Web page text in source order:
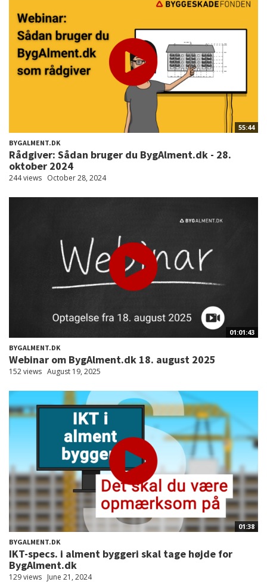
55:44
BYGALMENT.DK
Rådgiver: Sådan bruger du BygAlment.dk - 28.
oktober 2024
244 views October 28, 2024
01:01:43
BYGALMENT.DK
Webinar om BygAlment.dk 18. august 2025
152 views August 19, 2025
01:38
BYGALMENT.DK
IKT-specs. i alment byggeri skal tage højde for
BygAlment.dk
129 views June 21, 2024